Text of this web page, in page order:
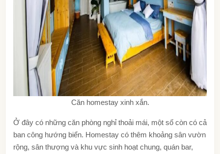
Căn homestay xinh xắn.
Ở đây có những căn phòng nghỉ thoải mái, một số còn có cả
ban công hướng biển. Homestay có thêm khoảng sân vườn
rộng, sân thượng và khu vực sinh hoạt chung, quán bar,